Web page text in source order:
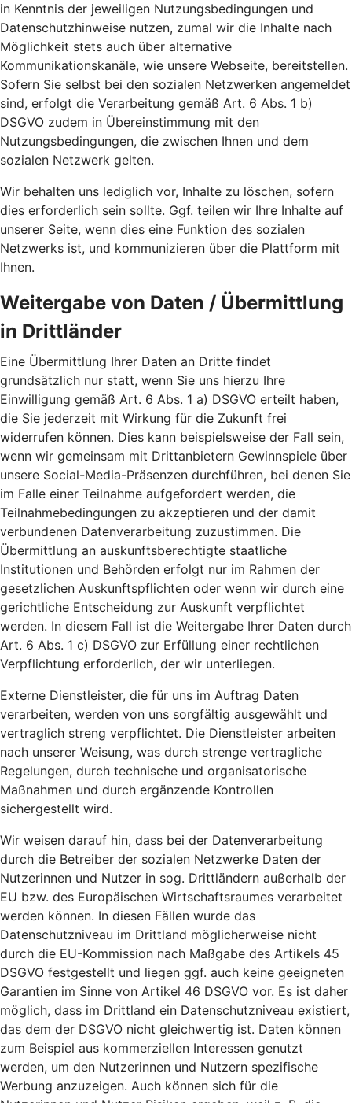
in Kenntnis der jeweiligen Nutzungsbedingungen und
Datenschutzhinweise nutzen, zumal wir die Inhalte nach
Möglichkeit stets auch über alternative
Kommunikationskanäle, wie unsere Webseite, bereitstellen.
Sofern Sie selbst bei den sozialen Netzwerken angemeldet
sind, erfolgt die Verarbeitung gemäß Art. 6 Abs. 1 b)
DSGVO zudem in Übereinstimmung mit den
Nutzungsbedingungen, die zwischen Ihnen und dem
sozialen Netzwerk gelten.
Wir behalten uns lediglich vor, Inhalte zu löschen, sofern
dies erforderlich sein sollte. Ggf. teilen wir Ihre Inhalte auf
unserer Seite, wenn dies eine Funktion des sozialen
Netzwerks ist, und kommunizieren über die Plattform mit
Ihnen.
Weitergabe von Daten / Übermittlung
in Drittländer
Eine Übermittlung Ihrer Daten an Dritte findet
grundsätzlich nur statt, wenn Sie uns hierzu Ihre
Einwilligung gemäß Art. 6 Abs. 1 a) DSGVO erteilt haben,
die Sie jederzeit mit Wirkung für die Zukunft frei
widerrufen können. Dies kann beispielsweise der Fall sein,
wenn wir gemeinsam mit Drittanbietern Gewinnspiele über
unsere Social-Media-Präsenzen durchführen, bei denen Sie
im Falle einer Teilnahme aufgefordert werden, die
Teilnahmebedingungen zu akzeptieren und der damit
verbundenen Datenverarbeitung zuzustimmen. Die
Übermittlung an auskunftsberechtigte staatliche
Institutionen und Behörden erfolgt nur im Rahmen der
gesetzlichen Auskunftspflichten oder wenn wir durch eine
gerichtliche Entscheidung zur Auskunft verpflichtet
werden. In diesem Fall ist die Weitergabe Ihrer Daten durch
Art. 6 Abs. 1 c) DSGVO zur Erfüllung einer rechtlichen
Verpflichtung erforderlich, der wir unterliegen.
Externe Dienstleister, die für uns im Auftrag Daten
verarbeiten, werden von uns sorgfältig ausgewählt und
vertraglich streng verpflichtet. Die Dienstleister arbeiten
nach unserer Weisung, was durch strenge vertragliche
Regelungen, durch technische und organisatorische
Maßnahmen und durch ergänzende Kontrollen
sichergestellt wird.
Wir weisen darauf hin, dass bei der Datenverarbeitung
durch die Betreiber der sozialen Netzwerke Daten der
Nutzerinnen und Nutzer in sog. Drittländern außerhalb der
EU bzw. des Europäischen Wirtschaftsraumes verarbeitet
werden können. In diesen Fällen wurde das
Datenschutzniveau im Drittland möglicherweise nicht
durch die EU-Kommission nach Maßgabe des Artikels 45
DSGVO festgestellt und liegen ggf. auch keine geeigneten
Garantien im Sinne von Artikel 46 DSGVO vor. Es ist daher
möglich, dass im Drittland ein Datenschutzniveau existiert,
das dem der DSGVO nicht gleichwertig ist. Daten können
zum Beispiel aus kommerziellen Interessen genutzt
werden, um den Nutzerinnen und Nutzern spezifische
Werbung anzuzeigen. Auch können sich für die